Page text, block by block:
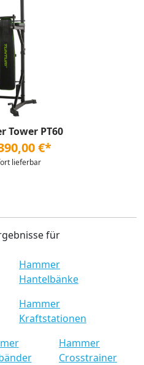
Tower PT60
€*
lieferbar
für
Hammer
Hantelbänke
Hammer
Kraftstationen
Hammer
Crosstrainer